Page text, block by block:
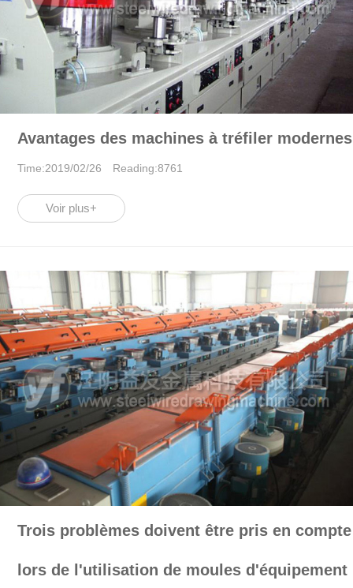
Avantages des machines à tréfiler modernes
Time:2019/02/26 Reading:8761
Voir plus+
Trois problèmes doivent être pris en compte
lors de l'utilisation de moules d'équipement